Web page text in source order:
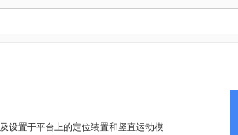
设置于平台上的定位装置和竖直运动模